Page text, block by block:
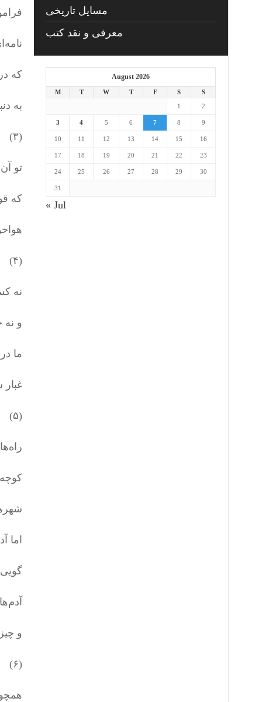
که
به
(۳)
تو
که
(۴)
نه
و نه
ما
(۵)
اما
و
(۶)
مسایل تاریخی
معرفی و نقد کتب
August 2026
M T W T F S
S
1
2
3 4 5 6 7 8 9
10 11 12 13 14 15 16
17 18 19 20 21 22 23
24 25 26 27 28 29 30
31
« Jul